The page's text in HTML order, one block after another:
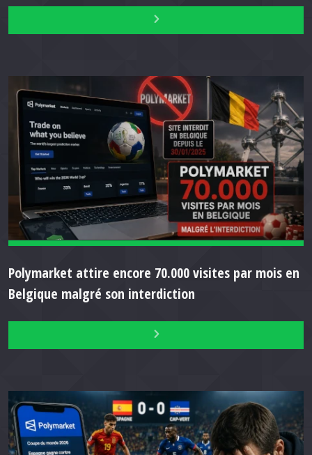
Polymarket attire encore 70.000 visites par mois en
Belgique malgré son interdiction